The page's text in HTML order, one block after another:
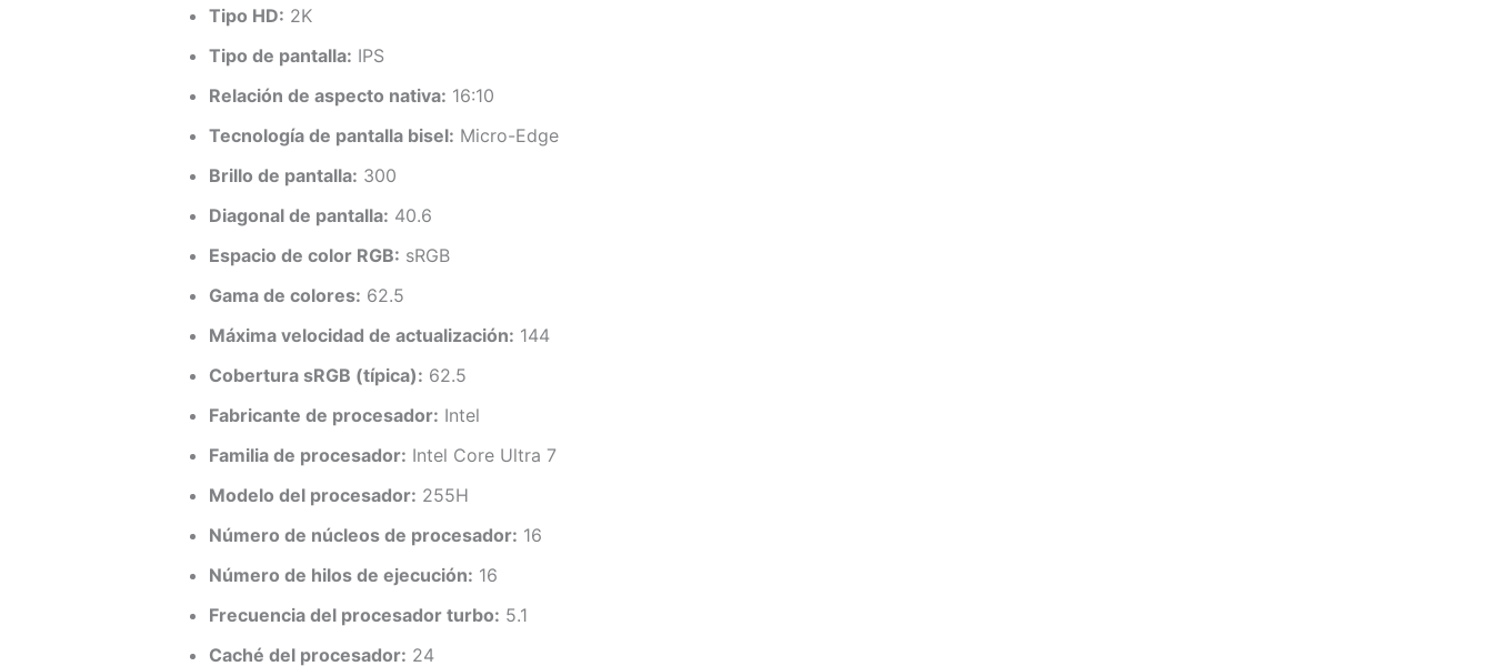
Tipo HD: 2K
Tipo de pantalla: IPS
Relación de aspecto nativa: 16:10
Tecnología de pantalla bisel: Micro-Edge
Brillo de pantalla: 300
Diagonal de pantalla: 40.6
Espacio de color RGB: sRGB
Gama de colores: 62.5
Máxima velocidad de actualización: 144
Cobertura sRGB (típica): 62.5
Fabricante de procesador: Intel
Familia de procesador: Intel Core Ultra 7
Modelo del procesador: 255H
Número de núcleos de procesador: 16
Número de hilos de ejecución: 16
Frecuencia del procesador turbo: 5.1
Caché del procesador: 24